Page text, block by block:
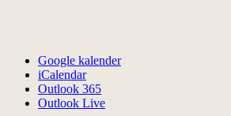
Google kalender
iCalendar
Outlook 365
Outlook Live